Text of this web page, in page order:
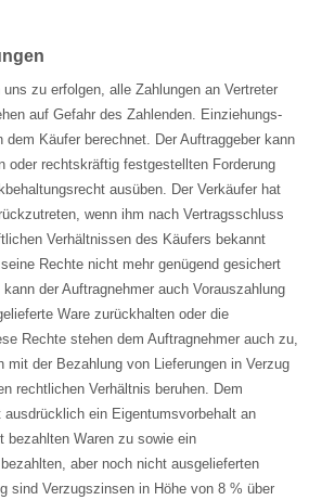
zu erfolgen, alle Zahlungen an Vertreter
auf Gefahr des Zahlenden. Einziehungs-
dem Käufer berechnet. Der Auftraggeber kann
oder rechtskräftig festgestellten Forderung
ausüben. Der Verkäufer hat
wenn ihm nach Vertragsschluss
Verhältnissen des Käufers bekannt
Rechte nicht mehr genügend gesichert
der Auftragnehmer auch Vorauszahlung
Ware zurückhalten oder die
Rechte stehen dem Auftragnehmer auch zu,
mit der Bezahlung von Lieferungen in Verzug
rechtlichen Verhältnis beruhen. Dem
ein Eigentumsvorbehalt an
bezahlten Waren zu sowie ein
aber noch nicht ausgelieferten
sind Verzugszinsen in Höhe von 8 % über